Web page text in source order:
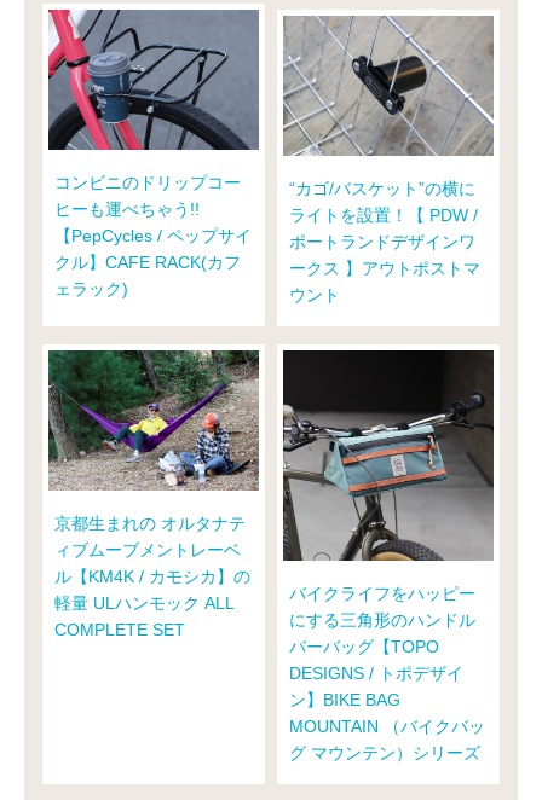
コンビニのドリップコー
ヒーも運べちゃう!!
【PepCycles / ペップサイ
クル】CAFE RACK(カフ
ェラック)
“カゴ/バスケット”の横に
ライトを設置！【 PDW /
ポートランドデザインワ
ークス 】アウトポストマ
ウント
京都生まれの オルタナテ
ィブムーブメントレーベ
ル【KM4K / カモシカ】の
軽量 ULハンモック ALL
COMPLETE SET
バイクライフをハッピー
にする三角形のハンドル
バーバッグ【TOPO
DESIGNS / トポデザイ
ン】BIKE BAG
MOUNTAIN （バイクバッ
グ マウンテン）シリーズ